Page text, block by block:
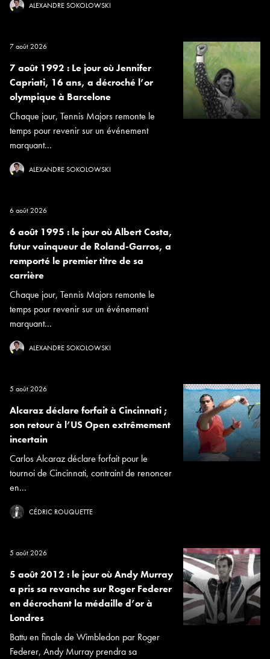
ALEXANDRE SOKOLOWSKI
7 août 2026
7 août 1992 : Le jour où Jennifer
Capriati, 16 ans, a décroché l’or
olympique à Barcelone
Chaque jour, Tennis Majors remonte le
temps pour revenir sur un événement
marquant...
ALEXANDRE SOKOLOWSKI
6 août 2026
6 août 1995 : le jour où Albert Costa,
futur vainqueur de Roland-Garros, a
remporté le premier titre de sa
carrière
Chaque jour, Tennis Majors remonte le
temps pour revenir sur un événement
marquant...
ALEXANDRE SOKOLOWSKI
5 août 2026
Alcaraz déclare forfait à Cincinnati ;
son retour à l’US Open extrêmement
incertain
Carlos Alcaraz déclare forfait pour le
tournoi de Cincinnati, contraint de renoncer
en...
CÉDRIC ROUQUETTE
5 août 2026
5 août 2012 : le jour où Andy Murray
a pris sa revanche sur Roger Federer
en décrochant la médaille d’or à
Londres
Battu en finale de Wimbledon par Roger
Federer, Andy Murray prendra sa